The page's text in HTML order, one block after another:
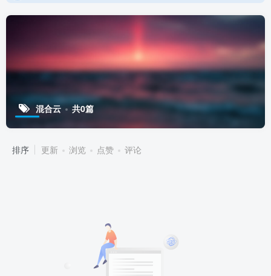
点击加入官方TG频道/聊天群
混合云 共0篇
排序 更新 浏览 点赞 评论